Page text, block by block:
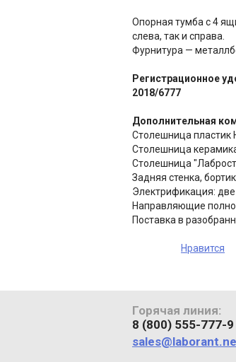
Опорная тумба с 4
слева, так и справа.
Фурнитура —
Регистрационное
2018/6777
Дополнительная
Столешница пластик
Столешница
Столешница
Задняя стенка,
Электрификация:
Направляющие
Поставка в
Нравится
Горячая линия:
8 (800) 555-777-9